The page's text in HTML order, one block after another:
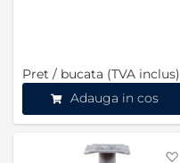
Pret / bucata (TVA inclus)
Adauga in cos